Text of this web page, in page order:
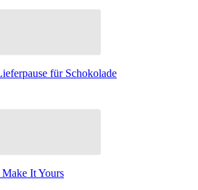
für Schokolade
Make It Yours